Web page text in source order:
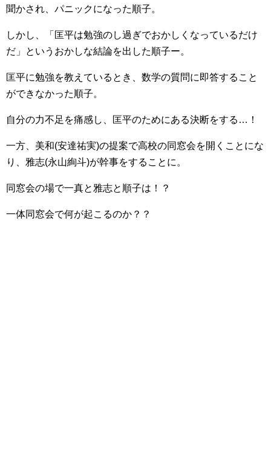
聞かされ、パニックになった順子。
しかし、「匡平は勉強のし過ぎでおかしくなっているだけ
だ」というおかしな結論を出した順子ー。
匡平に勉強を教えているとき、数学の質問に即答すること
ができなかった順子。
自分の力不足を痛感し、匡平のためにある決断をする…！
一方、美和(安達祐実)の提案で高校の同窓会を開くことにな
り、雅志(永山絢斗)が幹事をすることに。
同窓会の場で一真と雅志と順子は！？
一体同窓会で何が起こるのか？？